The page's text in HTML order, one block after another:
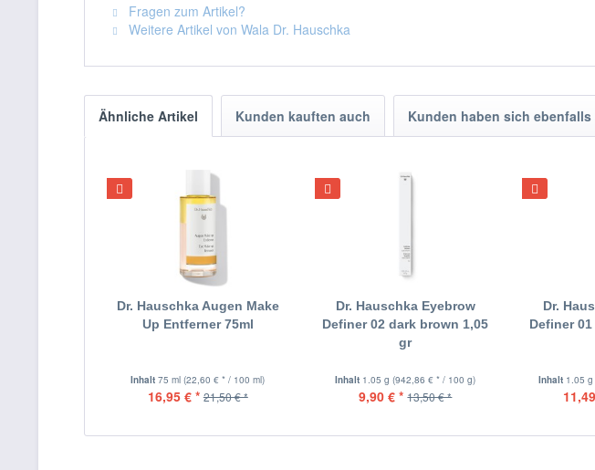
Fragen zum Artikel?
Weitere Artikel von Wala Dr. Hauschka
Ähnliche Artikel Kunden kauften auch Kunden haben sich ebenfalls
Dr. Hauschka Augen Make
Up Entferner 75ml
Inhalt75 ml(22,60 € * / 100 ml)
16,95 € * 21,50 € *
Dr. Hauschka Eyebrow
Definer 02 dark brown 1,05
gr
Inhalt 1.05 g(942,86 € * / 100 g)
9,90 € * 13,50 € *
Dr.
Definer
Inhalt 1.05